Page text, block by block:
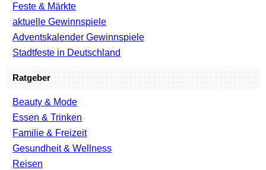
Feste & Märkte
aktuelle Gewinnspiele
Adventskalender Gewinnspiele
Stadtfeste in Deutschland
Ratgeber
Beauty & Mode
Essen & Trinken
Familie & Freizeit
Gesundheit & Wellness
Reisen